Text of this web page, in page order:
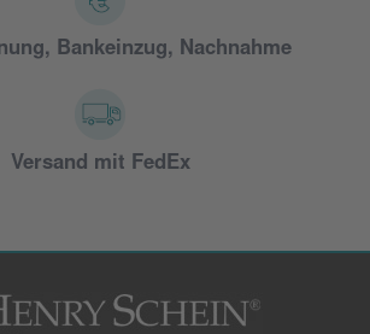
Bankeinzug, Nachnahme
Versand mit FedEx